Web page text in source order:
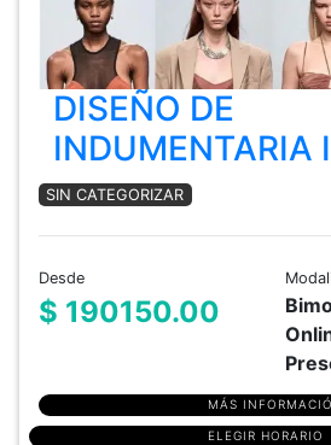
DISEÑO DE
INDUMENTARIA
SIN CATEGORIZAR
Desde
$ 190150.00
MÁS
ELEGIR HORARIO